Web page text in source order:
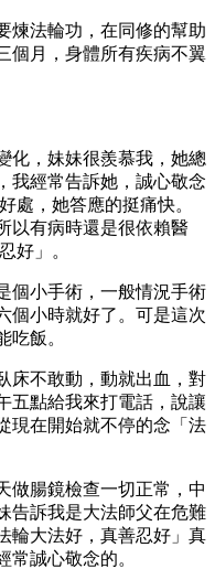
煉法輪功，在同修的幫助
個月，身體所有疾病不翼
化，妹妹很羨慕我，她總
我經常告訴她，誠心敬念
處，她答應的挺痛快。
以有病時還是很依賴醫
好」。
個小手術，一般情況手術
個小時就好了。可是這次
吃飯。
床不敢動，動就出血，對
五點給我來打電話，說讓
現在開始就不停的念「法
做腸鏡檢查一切正常，中
告訴我是大法師父在危難
輪大法好，真善忍好」真
常誠心敬念的。